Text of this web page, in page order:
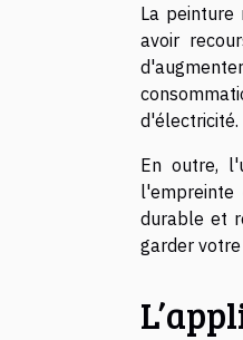
La peinture
avoir
d'électricité.
En outre,
durable et
garder